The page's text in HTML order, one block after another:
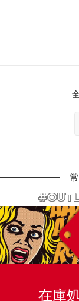
在庫